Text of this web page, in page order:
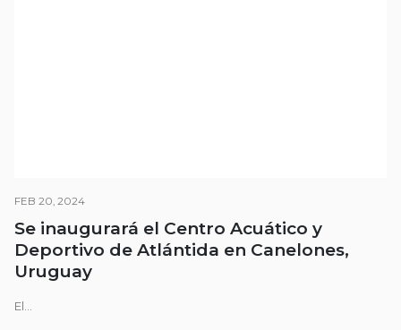
FEB 20, 2024
Se inaugurará el Centro Acuático y
Deportivo de Atlántida en Canelones,
Uruguay
El...